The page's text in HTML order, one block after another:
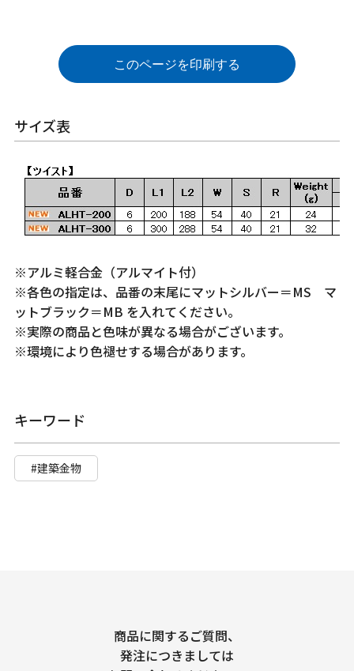
このページを印刷する
サイズ表
※アルミ軽合金（アルマイト付）
※各色の指定は、品番の末尾にマットシルバー＝MS マ
ットブラック＝MB を入れてください。
※実際の商品と色味が異なる場合がございます。
※環境により色褪せする場合があります。
キーワード
#建築金物
商品に関するご質問、
発注につきましては